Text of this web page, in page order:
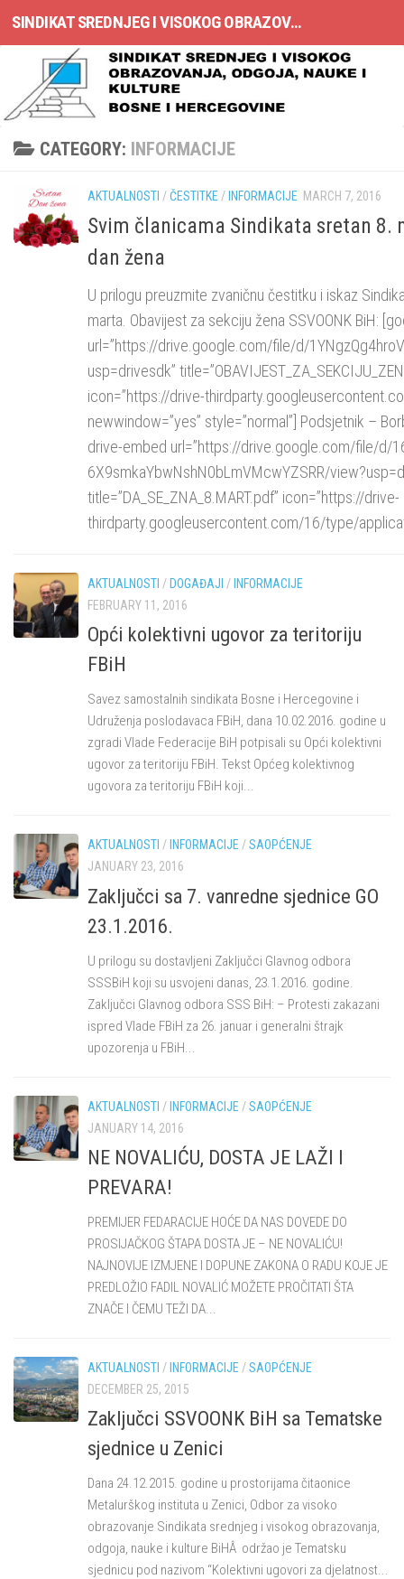
Skip to content SINDIKAT SREDNJEG I VISOKOG OBRAZOVANJA, ODGOJA, NAUKE I KULTURE BOSNE I HERCEGOVINE
CATEGORY: INFORMACIJE
AKTUALNOSTI /ČESTITKE / INFORMACIJE MARCH 7, 2016
Svim članicama Sindikata sretan 8.
dan žena
U prilogu preuzmite zvaničnu čestitku i iskaz
marta. Obavijest za sekciju žena SSVOONK BiH:
url=”https://drive.google.com/file/d/
usp=drivesdk”
icon=”https://drive-
newwindow=”yes” style=”normal”] Podsjetnik –
drive-embed url=”https://drive.google.com/file/d/
6X9smkaYbwNshN0bLmVMcwYZSRR/
title=”DA_SE_ZNA_8.MART.pdf” icon=”https://drive-
thirdparty.googleusercontent.com/16/type/
AKTUALNOSTI / DOGAĐAJI / INFORMACIJE
FEBRUARY 11, 2016
Opći kolektivni ugovor za teritoriju
FBiH
Savez samostalnih sindikata Bosne i Hercegovine i
Udruženja poslodavaca FBiH, dana 10.02.2016. godine u
zgradi Vlade Federacije BiH potpisali su Opći kolektivni
ugovor za teritoriju FBiH. Tekst Općeg kolektivnog
ugovora za teritoriju FBiH koji...
AKTUALNOSTI / INFORMACIJE /SAOPĆENJE
JANUARY 23, 2016
Zaključci sa 7. vanredne sjednice GO
23.1.2016.
U prilogu su dostavljeni Zaključci Glavnog odbora
SSSBiH koji su usvojeni danas, 23.1.2016. godine.
Zaključci Glavnog odbora SSS BiH: – Protesti zakazani
ispred Vlade FBiH za 26. januar i generalni štrajk
upozorenja u FBiH...
AKTUALNOSTI /INFORMACIJE /SAOPĆENJE
JANUARY 14, 2016
NE NOVALIĆU, DOSTA JE LAŽI I
PREVARA!
PREMIJER FEDARACIJE HOĆE DA NAS DOVEDE DO
PROSIJAČKOG ŠTAPA DOSTA JE – NE NOVALIĆU!
NAJNOVIJE IZMJENE I DOPUNE ZAKONA O RADU KOJE JE
PREDLOŽIO FADIL NOVALIĆ MOŽETE PROČITATI ŠTA
ZNAČE I ČEMU TEŽI DA...
AKTUALNOSTI / INFORMACIJE /SAOPĆENJE
DECEMBER 25, 2015
Zaključci SSVOONK BiH sa Tematske
sjednice u Zenici
Dana 24.12.2015. godine u prostorijama čitaonice
Metalurškog instituta u Zenici, Odbor za visoko
obrazovanje Sindikata srednjeg i visokog obrazovanja,
odgoja, nauke i kulture BiHÂ održao je Tematsku
sjednicu pod nazivom “Kolektivni ugovori za djelatnost...